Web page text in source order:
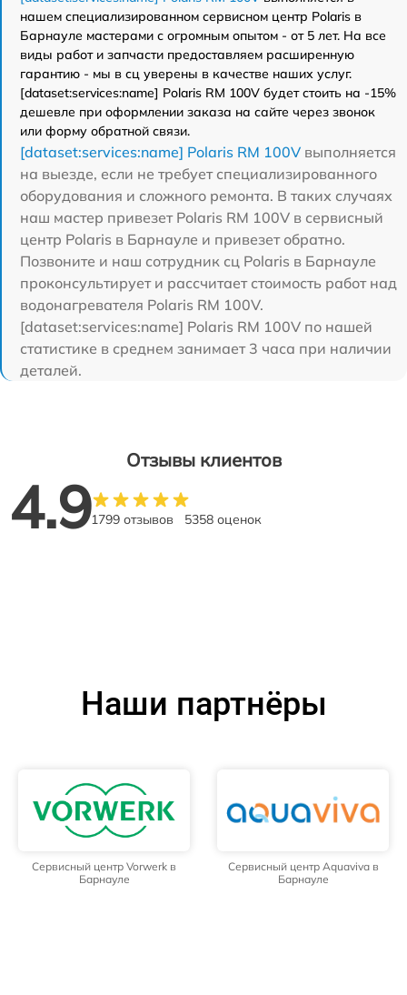
нашем специализированном сервисном центр Polaris в
Барнауле мастерами с огромным опытом - от 5 лет. На все
виды работ и запчасти предоставляем расширенную
гарантию - мы в сц уверены в качестве наших услуг.
[dataset:services:name] Polaris RM 100V будет стоить на -15%
дешевле при оформлении заказа на сайте через звонок
или форму обратной связи.
[dataset:services:name] Polaris RM 100V выполняется
на выезде, если не требует специализированного
оборудования и сложного ремонта. В таких случаях
наш мастер привезет Polaris RM 100V в сервисный
центр Polaris в Барнауле и привезет обратно.
Позвоните и наш сотрудник сц Polaris в Барнауле
проконсультирует и рассчитает стоимость работ над
водонагревателя Polaris RM 100V.
[dataset:services:name] Polaris RM 100V по нашей
статистике в среднем занимает 3 часа при наличии
деталей.
Отзывы клиентов
4.91799 отзывов 5358 оценок
Наши партнёры
Сервисный центр Vorwerk в
Барнауле
Сервисный центр Aquaviva в
Барнауле